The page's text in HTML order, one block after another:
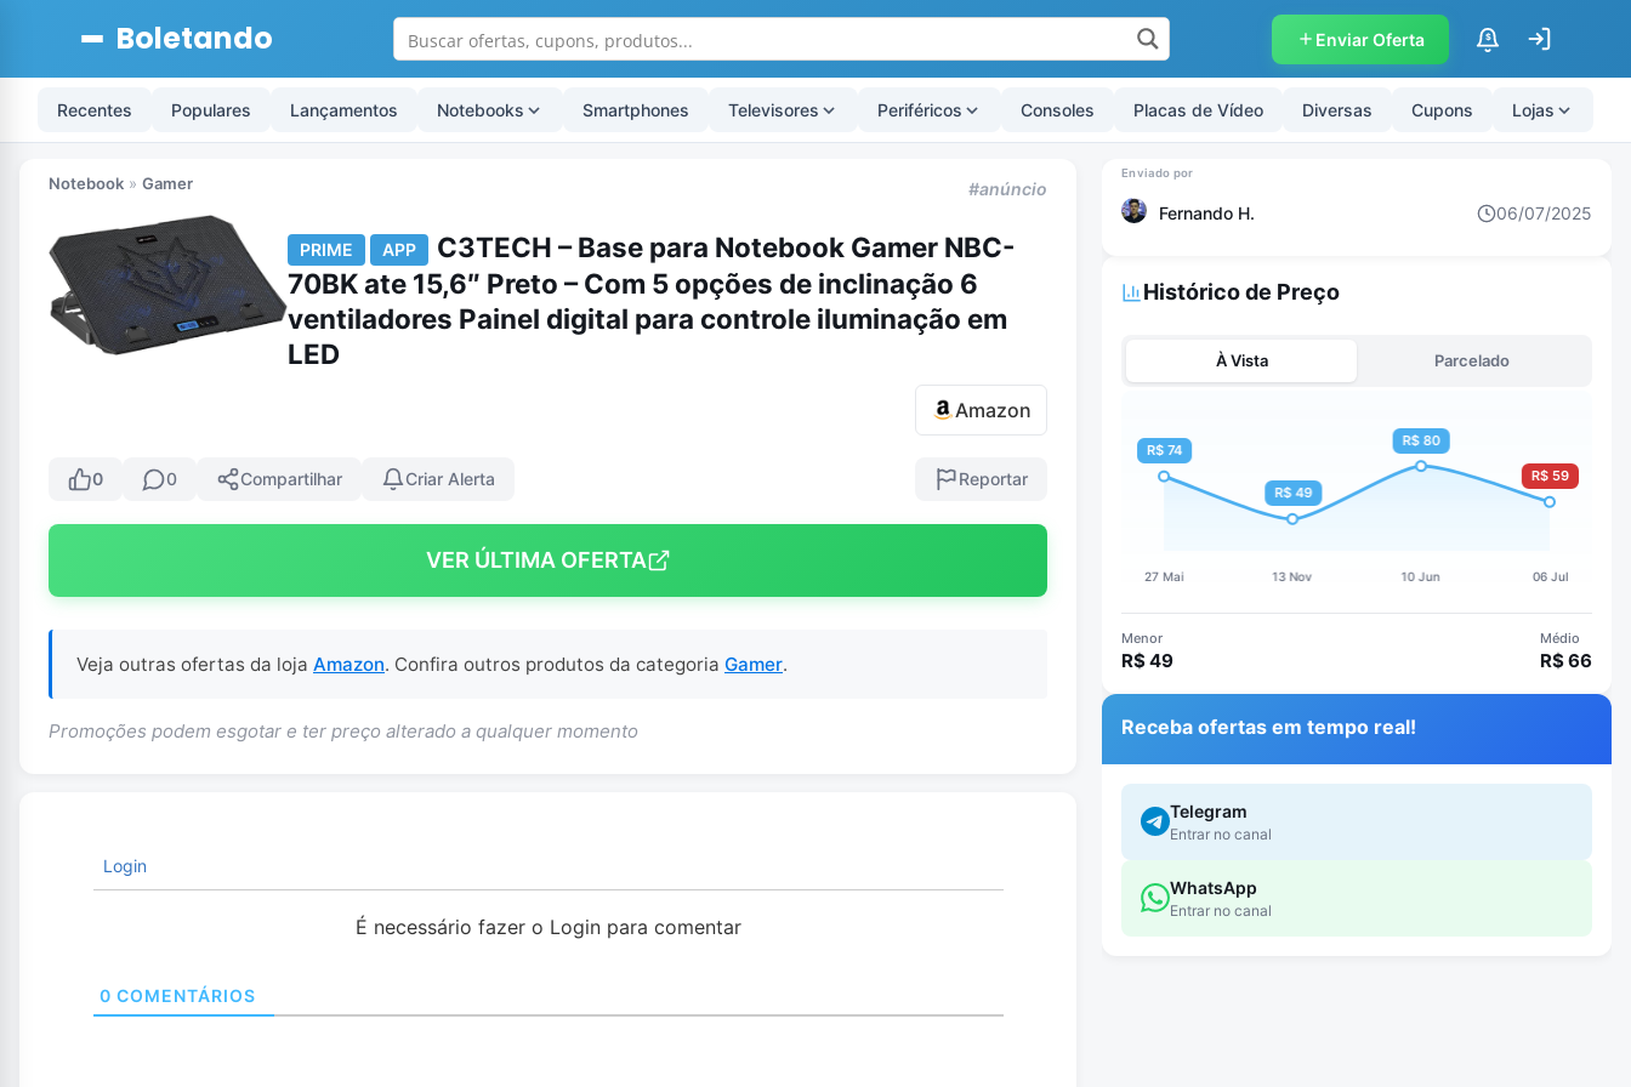
Boletando Enviar Oferta $
Recentes Populares Lançamentos Notebooks Smartphones Televisores Periféricos Consoles Placas de Vídeo Diversas Cupons Lojas
Notebook » Gamer #anúncio
PRIME APP
C3TECH – Base para Notebook Gamer NBC-
70BK ate 15,6″ Preto – Com 5 opções de inclinação 6
ventiladores Painel digital para controle iluminação em
LED
Amazon
0 0 Compartilhar Criar Alerta Reportar
VER ÚLTIMA OFERTA
Veja outras ofertas da loja Amazon. Confira outros produtos da categoria Gamer.
Promoções podem esgotar e ter preço alterado a qualquer momento
Login
É necessário fazer o Login para comentar
0 COMENTÁRIOS
Fernando H. 06/07/2025
Histórico de Preço
À Vista Parcelado
Menor
R$ 49
Médio
R$ 66
Receba ofertas em tempo real!
Telegram
Entrar no canal
WhatsApp
Entrar no canal